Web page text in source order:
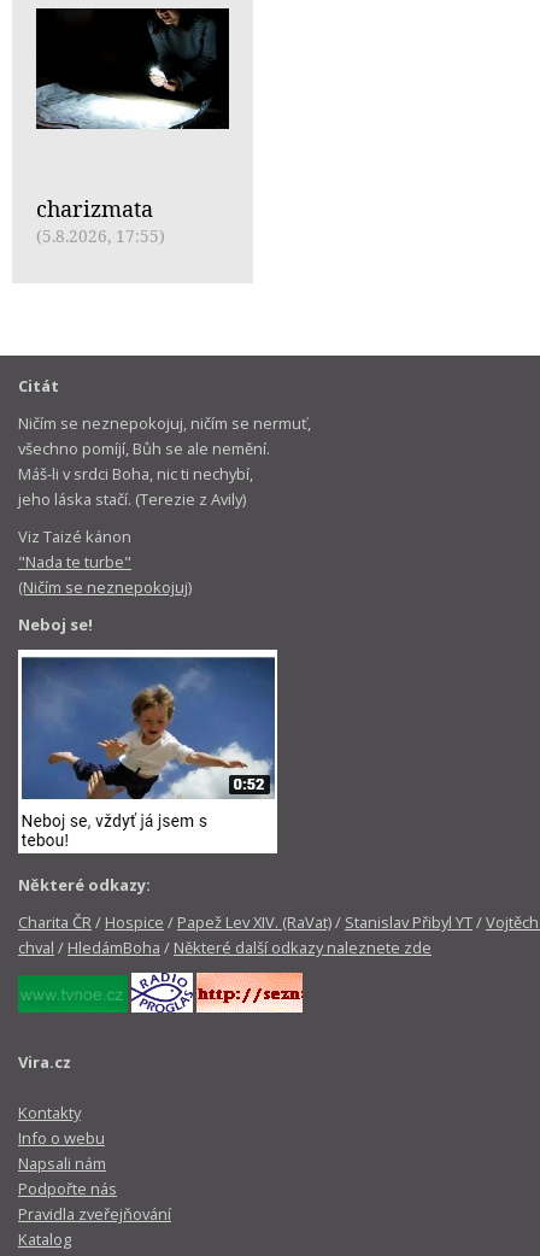
charizmata
(5.8.2026, 17:55)
Citát
Ničím se neznepokojuj, ničím se nermuť,
všechno pomíjí, Bůh se ale nemění.
Máš-li v srdci Boha, nic ti nechybí,
jeho láska stačí. (Terezie z Avily)
Viz Taizé kánon
"Nada te turbe"
(Ničím se neznepokojuj)
Neboj se!
Některé odkazy:
Charita ČR/ Hospice / Papež Lev XIV. (RaVat)/ Stanislav Přibyl YT/
chval / HledámBoha / Některé další odkazy naleznete zde
Vira.cz
Kontakty
Info o webu
Napsali nám
Podpořte nás
Pravidla zveřejňování
Katalog